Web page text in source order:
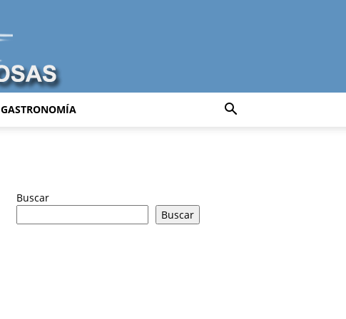
GASTRONOMÍA
Buscar
Buscar